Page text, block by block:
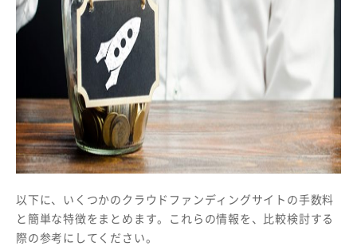
以下に、いくつかのクラウドファンディングサイトの手数料
と簡単な特徴をまとめます。これらの情報を、比較検討する
際の参考にしてください。